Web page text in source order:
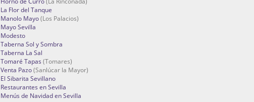
La Flor del Tanque
Manolo Mayo(Los Palacios)
Mayo Sevilla
Modesto
Taberna Sol y Sombra
Taberna La Sal
Tomaré Tapas (Tomares)
Venta Pazo(Sanlúcar la Mayor)
El Sibarita Sevillano
Restaurantes en Sevilla
Menús de Navidad en Sevilla